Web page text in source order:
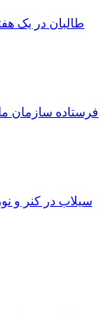
فرستاده سازمان
سيلاب در كنر و